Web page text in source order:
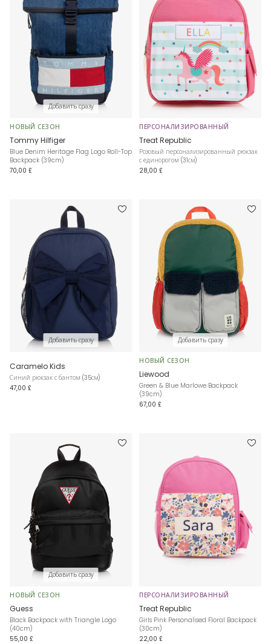
Добавить сразу
НОВЫЙ СЕЗОН
Tommy Hilfiger
Blue Denim Heritage Flag Logo Roll-Top
Backpack (39cm)
70,00 £
ПЕРСОНАЛИЗИРОВАННЫЙ
Treat Republic
Розовый персонализированный рюкзак
с единорогом (31см)
28,00 £
Добавить сразу
Caramelo Kids
Синий рюкзак с бантом (35см)
47,00 £
Добавить сразу
НОВЫЙ СЕЗОН
Liewood
Green & Blue Marlowe Backpack
(39cm)
67,00 £
Добавить сразу
НОВЫЙ СЕЗОН
Guess
Black Backpack with Triangle Logo
(40cm)
55,00 £
ПЕРСОНАЛИЗИРОВАННЫЙ
Treat Republic
Girls Pink Personalised Floral Backpack
(30cm)
22,00 £